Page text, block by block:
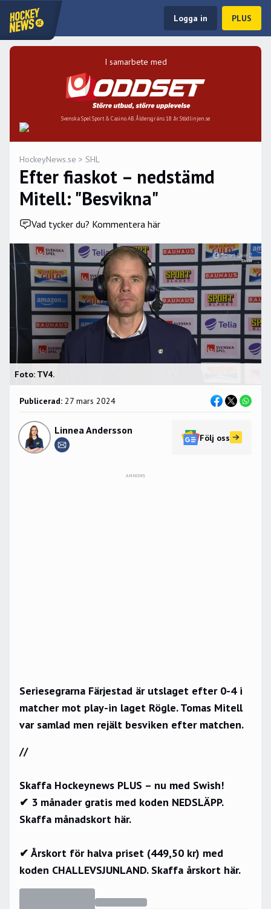
Logga in PLUS
I samarbete med
Svenska Spel Sport & Casino AB. Åldersgräns 18 år. Stödlinjen.se
HockeyNews.se > SHL
Efter fiaskot – nedstämd
Mitell: "Besvikna"
Vad tycker du? Kommentera här
Foto: TV4.
Publicerad: 27 mars 2024
Linnea Andersson
Följ oss
ANNONS
Seriesegrarna Färjestad är utslaget efter 0-4 i
matcher mot play-in laget Rögle. Tomas Mitell
var samlad men rejält besviken efter matchen.
//
Skaffa Hockeynews PLUS – nu med Swish!
✔ 3 månader gratis med koden NEDSLÄPP.
Skaffa månadskort här.
✔ Årskort för halva priset (449,50 kr) med
koden CHALLEVSJUNLAND. Skaffa årskort här.